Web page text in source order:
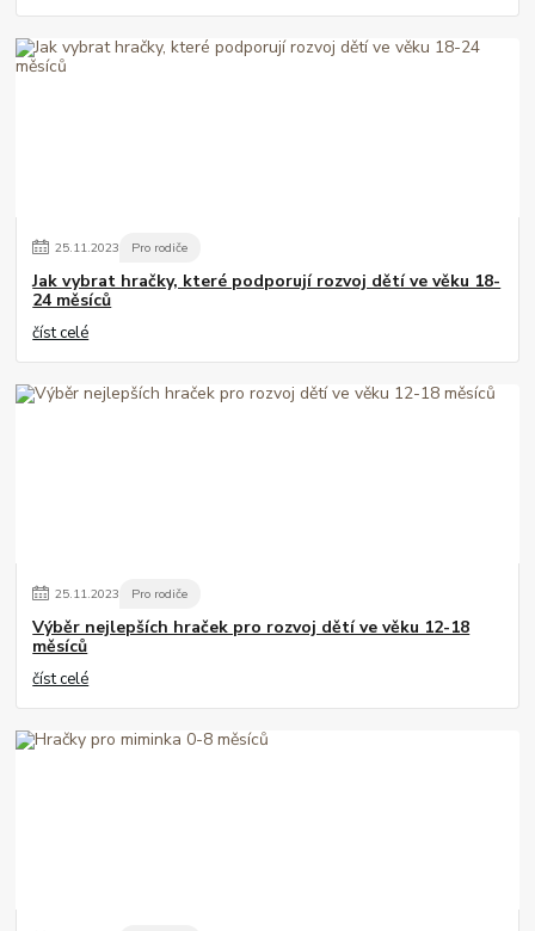
25.11.2023 Pro rodiče
Jak vybrat hračky, které podporují rozvoj dětí ve věku 18-
24 měsíců
číst celé
25.11.2023 Pro rodiče
Výběr nejlepších hraček pro rozvoj dětí ve věku 12-18
měsíců
číst celé